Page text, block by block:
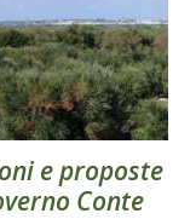
e proposte
Conte